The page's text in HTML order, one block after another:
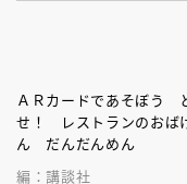
ＡＲカードであそぼう
せ！ レストランのおば
ん だんだんめん
編：講談社